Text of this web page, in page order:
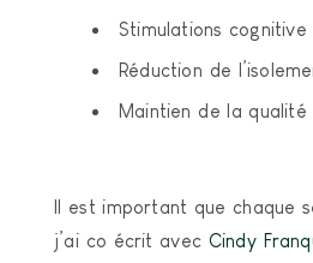
Stimulations
Réduction de
Maintien de la qualité
Il est important que chaque
j’ai co écrit avec Cindy